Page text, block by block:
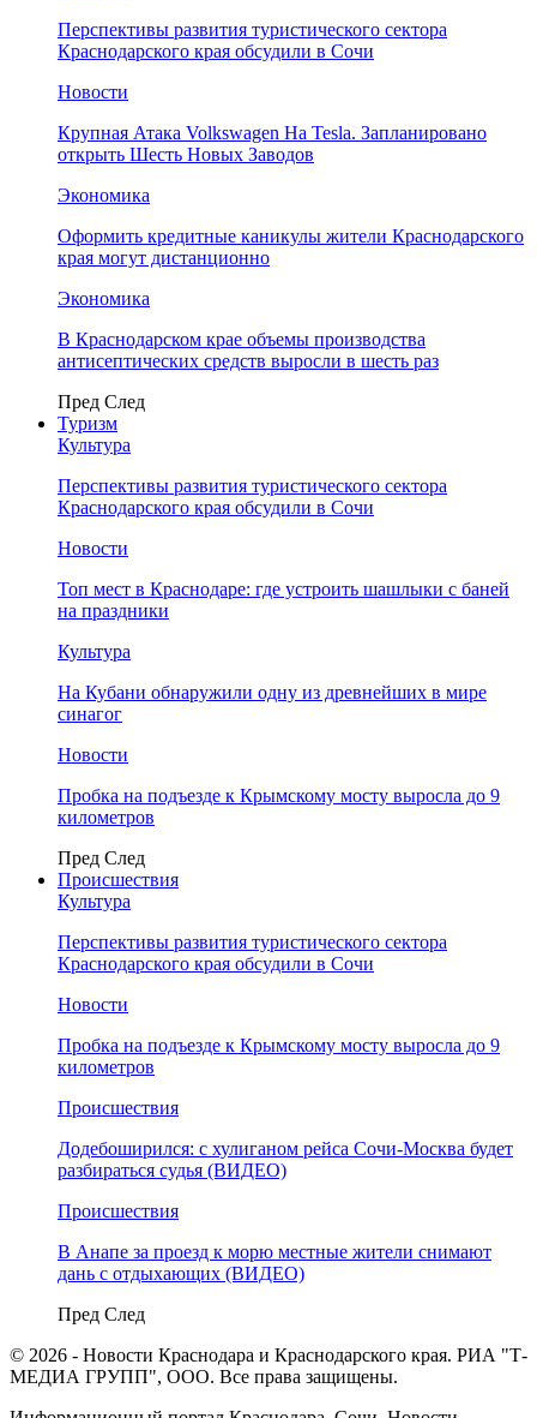
Перспективы развития туристического сектора
Краснодарского края обсудили в Сочи
Новости
Крупная Атака Volkswagen На Tesla. Запланировано
открыть Шесть Новых Заводов
Экономика
Оформить кредитные каникулы жители Краснодарского
края могут дистанционно
Экономика
В Краснодарском крае объемы производства
антисептических средств выросли в шесть раз
Пред След
Туризм
Культура
Перспективы развития туристического сектора
Краснодарского края обсудили в Сочи
Новости
Топ мест в Краснодаре: где устроить шашлыки с баней
на праздники
Культура
На Кубани обнаружили одну из древнейших в мире
синагог
Новости
Пробка на подъезде к Крымскому мосту выросла до 9
километров
Пред След
Происшествия
Культура
Перспективы развития туристического сектора
Краснодарского края обсудили в Сочи
Новости
Пробка на подъезде к Крымскому мосту выросла до 9
километров
Происшествия
Додебоширился: с хулиганом рейса Сочи-Москва будет
разбираться судья (ВИДЕО)
Происшествия
В Анапе за проезд к морю местные жители снимают
дань с отдыхающих (ВИДЕО)
Пред След
© 2026 - Новости Краснодара и Краснодарского края. РИА "Т-
МЕДИА ГРУПП", ООО. Все права защищены.